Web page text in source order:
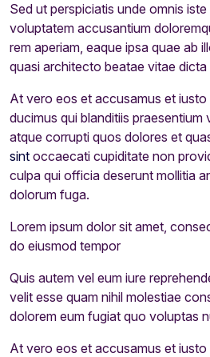
Sed ut perspiciatis unde omnis
voluptatem accusantium
rem aperiam, eaque ipsa quae ab
quasi architecto beatae vitae
At vero eos et accusamus et iusto
ducimus qui blanditiis praesentium
atque corrupti quos dolores et
sint occaecati cupiditate non
culpa qui officia deserunt mollitia
dolorum fuga.
Lorem ipsum dolor sit amet,
do eiusmod tempor
Quis autem vel eum iure
velit esse quam nihil molestiae
dolorem eum fugiat quo voluptas
At vero eos et accusamus et iusto